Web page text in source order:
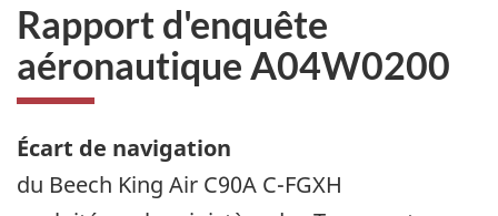
Rapport d'enquête
aéronautique A04W0200
Écart de navigation
du Beech King Air C90A C-FGXH